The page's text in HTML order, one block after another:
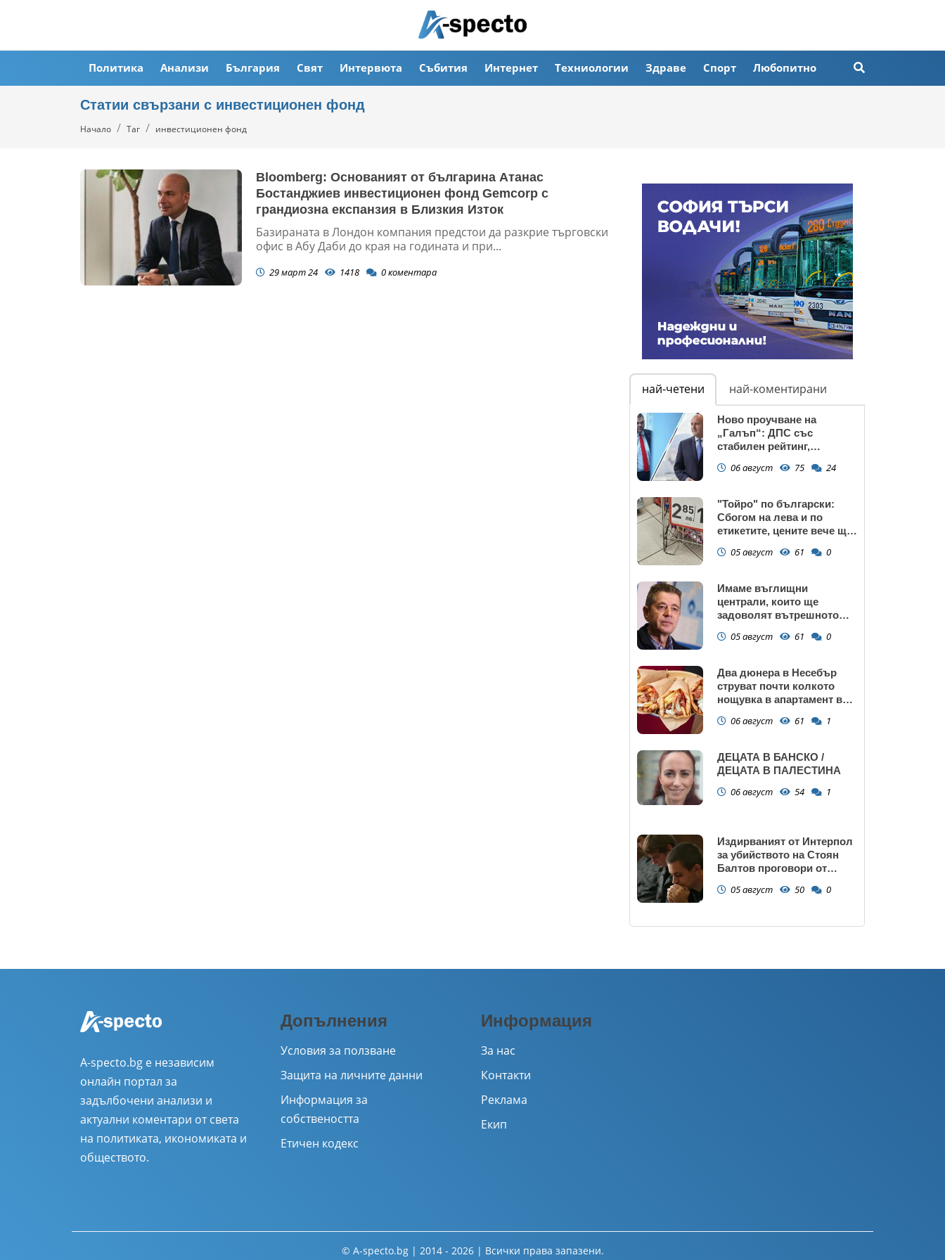
Политика Анализи България Свят Интервюта Събития Интернет Техниологии Здраве Спорт Любопитно
Статии свързани с инвестиционен фонд
Начало Таг инвестиционен фонд
Bloomberg: Основаният от българина Атанас
Бостанджиев инвестиционен фонд Gemcorp с
грандиозна експанзия в Близкия Изток
Базираната в Лондон компания предстои да разкрие търговски
офис в Абу Даби до края на годината и при...
29 март 24 1418 0коментара
най-четени най-коментирани
Ново проучване на
„Галъп“: ДПС със
стабилен рейтинг,
запазва
06 август 75 24
"Тойро" по български:
Сбогом на лева и по
етикетите, цените вече ще
05 август 61 0
Имаме въглищни
централи, които ще
задоволят вътрешното
05 август 61 0
Два дюнера в Несебър
струват почти колкото
нощувка в апартамент в
06 август 61 1
ДЕЦАТА В БАНСКО /
ДЕЦАТА В ПАЛЕСТИНА
06 август 54 1
Издирваният от Интерпол
за убийството на Стоян
Балтов проговори от
05 август 50 0
A-specto.bg е независим
онлайн портал за
задълбочени анализи и
актуални коментари от света
на политиката, икономиката и
обществото.
Допълнения
Условия за ползване
Защита на личните данни
Информация за
собствеността
Етичен кодекс
Информация
За нас
Контакти
Реклама
Екип
© A-specto.bg | 2014 - 2026 | Всички права запазени.